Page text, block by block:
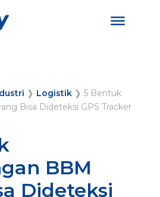
❯ Logistik❯ 5 Bentuk
Bisa Dideteksi GPS Tracker
BBM
Dideteksi